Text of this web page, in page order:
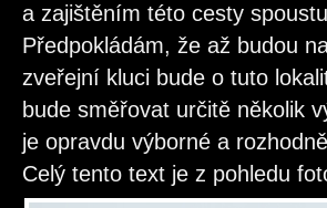
a zajištěním této cesty
Předpokládám, že až budou
zveřejní kluci bude o tuto
bude směřovat určitě několik
je opravdu výborné a
Celý tento text je z pohledu